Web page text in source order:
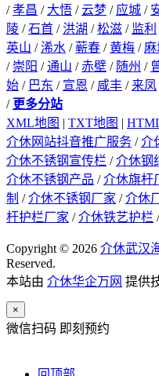
/孝昌 / 大悟 /云梦 / 应城 /
陵 /石首 / 洪湖 /松滋 / 监利
英山 /浠水 /蕲春 /黄梅 /
/ 崇阳 /通山 /赤壁 / 随州 /
始 / 巴东 / 宣恩 / 咸丰 / 来凤
/ 更多分站
XML地图 | TXT地图 |
介休网站抖音推广服务 /介
介休不锈钢宣传栏 /介休钢
介休不锈钢产品 /介休旗杆
制 /介休不锈钢厂家 /介休
杆护栏厂家 /介休铁艺护栏
Copyright © 2026 介休武汉
Reserved.
本站由 介休华企万网 提供
×
微信扫码 即刻预约